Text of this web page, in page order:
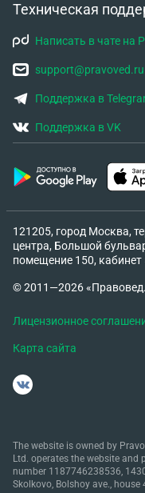
Техническая
Написать в чате на
support@pravoved.ru
Поддержка в
Поддержка в VK
121205, город Москва,
центра, Большой
помещение 150, кабинет
© 2011—2026
Лицензионное
Карта сайта
The website is owned by
Ltd. operates the website
number 1187746238536,
Skolkovo, Bolshoy ave.,